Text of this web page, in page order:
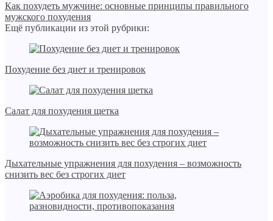
Как похудеть мужчине: основные принципы правильного
мужского похудения
Ещё публикации из этой рубрики:
Похудение без диет и тренировок
Салат для похудения щетка
Дыхательные упражнения для похудения – возможность
снизить вес без строгих диет